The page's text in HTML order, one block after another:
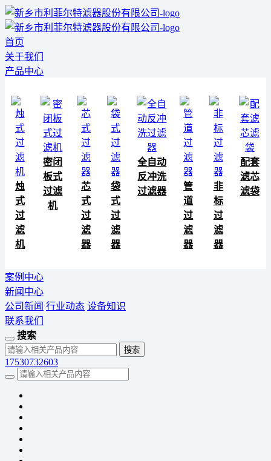
首页
关于我们
产品中心
烛
式
过
滤
机
密闭
板式
过滤
机
芯
式
过
滤
器
袋
式
过
滤
器
全自动
反冲洗
过滤器
管
道
过
滤
器
非
标
过
滤
器
配套
滤芯
滤袋
案例中心
新闻中心
公司新闻 行业动态 设备知识
联系我们
搜索
17530732603